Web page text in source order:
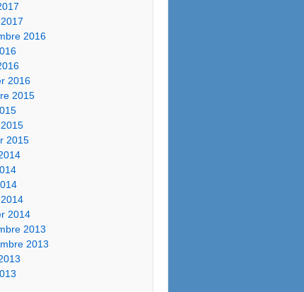
2016
2016
2015
2015
2014
2013
2013